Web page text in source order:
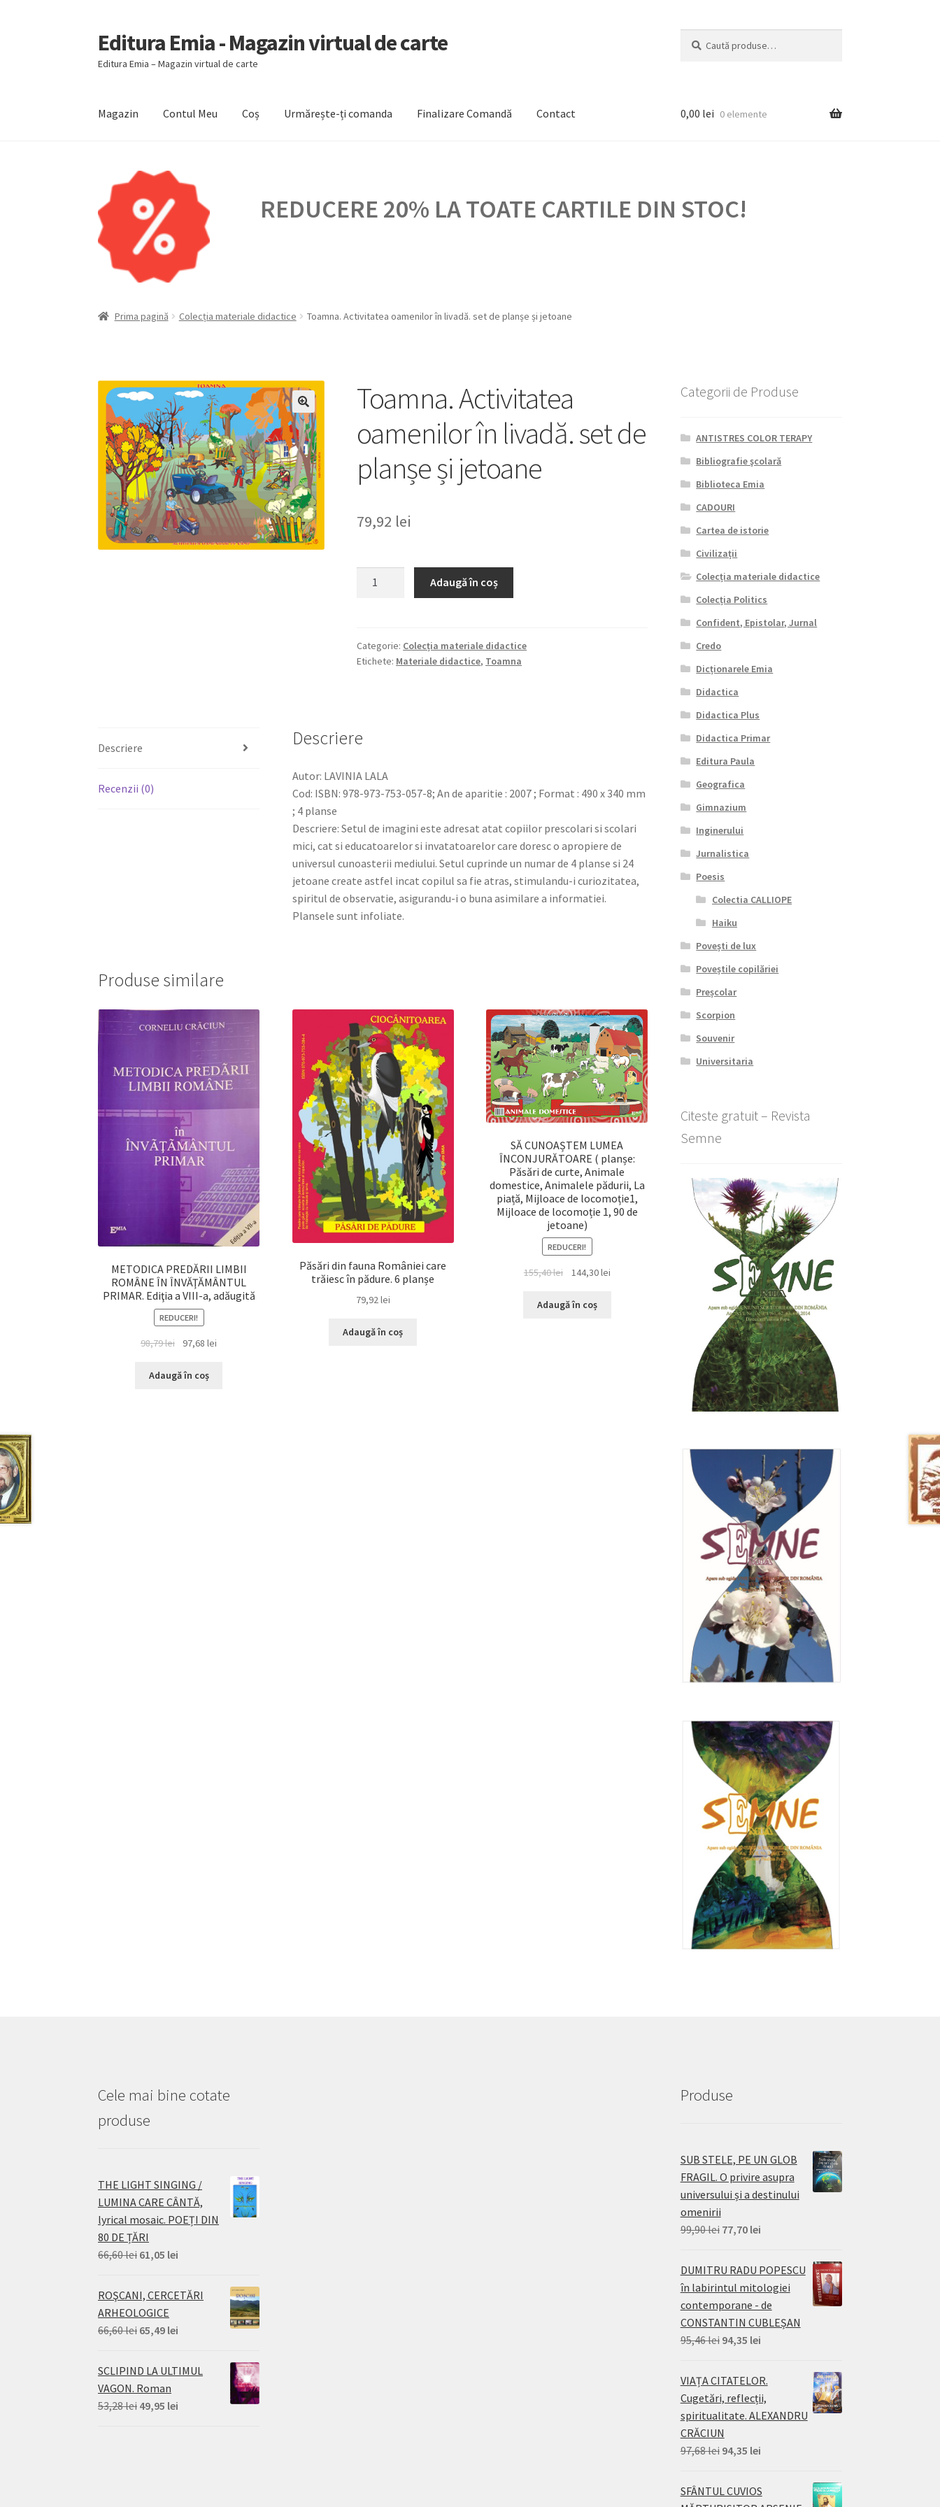
Sari
la
navigare
Sari
la
conținut
Editura Emia - Magazin virtual de carte
Editura Emia – Magazin virtual de carte
după:
Magazin Contul Meu Coș Urmărește-ți comanda Finalizare Comandă Contact 0,00 lei 0 elemente
REDUCERE 20% LA TOATE CARTILE DIN STOC!
Prima pagină Colecția materiale didactice Toamna. Activitatea oamenilor în livadă. set de planșe și jetoane
Toamna. Activitatea
oamenilor în livadă. set de
planșe și jetoane
79,92 lei
în
livadă.
și
Adaugă în coș
Categorie: Colecția materiale didactice
Etichete: Materiale didactice, Toamna
Descriere
Recenzii (0)
Descriere
Autor: LAVINIA LALA
Cod: ISBN: 978-973-753-057-8; An de aparitie : 2007 ; Format : 490 x 340 mm
; 4 planse
Descriere: Setul de imagini este adresat atat copiilor prescolari si scolari
mici, cat si educatoarelor si invatatoarelor care doresc o apropiere de
universul cunoasterii mediului. Setul cuprinde un numar de 4 planse si 24
jetoane create astfel incat copilul sa fie atras, stimulandu-i curiozitatea,
spiritul de observatie, asigurandu-i o buna asimilare a informatiei.
Plansele sunt infoliate.
Produse similare
METODICA PREDĂRII LIMBII
ROMÂNE ÎN ÎNVĂŢĂMÂNTUL
PRIMAR. Ediţia a VIII-a, adăugită
REDUCERI!
98,79lei
Prețul
a
97,68lei
Adaugă în coș
Păsări din fauna României care
trăiesc în pădure. 6 planșe
79,92lei
Adaugă în coș
SĂ CUNOAȘTEM LUMEA
ÎNCONJURĂTOARE ( planșe:
Păsări de curte, Animale
domestice, Animalele pădurii, La
piață, Mijloace de locomoție1,
Mijloace de locomoție 1, 90 de
jetoane)
REDUCERI!
155,40lei
Prețul
a
144,30leiPrețul
Adaugă în coș
Categorii de Produse
ANTISTRES COLOR TERAPY
Bibliografie şcolară
Biblioteca Emia
CADOURI
Cartea de istorie
Civilizații
Colecția materiale didactice
Colecția Politics
Confident, Epistolar, Jurnal
Credo
Dicționarele Emia
Didactica
Didactica Plus
Didactica Primar
Editura Paula
Geografica
Gimnazium
Inginerului
Jurnalistica
Poesis
Colectia CALLIOPE
Haiku
Povești de lux
Poveștile copilăriei
Preșcolar
Scorpion
Souvenir
Universitaria
Citeste gratuit – Revista
Semne
Cele mai bine cotate
produse
THE LIGHT SINGING /
LUMINA CARE CÂNTĂ,
lyrical mosaic. POEȚI DIN
80 DE ȚĂRI
66,60lei Prețul
a
fost:
66,60 lei.
61,05 lei
este:
ROŞCANI, CERCETĂRI
ARHEOLOGICE
66,60lei Prețul
a
fost:
66,60 lei.
65,49 lei
este:
SCLIPIND LA ULTIMUL
VAGON. Roman
53,28lei Prețul
49,95 lei
Produse
SUB STELE, PE UN GLOB
FRAGIL. O privire asupra
universului și a destinului
omenirii
99,90lei Prețul
a
fost:
77,70 leiPrețul
este:
77,70 lei.
DUMITRU RADU POPESCU
în labirintul mitologiei
contemporane - de
CONSTANTIN CUBLEȘAN
95,46lei Prețul
a
fost:
95,46 lei.
94,35 leiPrețul
este:
94,35 lei.
VIAȚA CITATELOR.
Cugetări, reflecții,
spiritualitate. ALEXANDRU
CRĂCIUN
97,68lei Prețul
a
fost:
94,35 leiPrețul
este:
94,35 lei.
SFÂNTUL CUVIOS